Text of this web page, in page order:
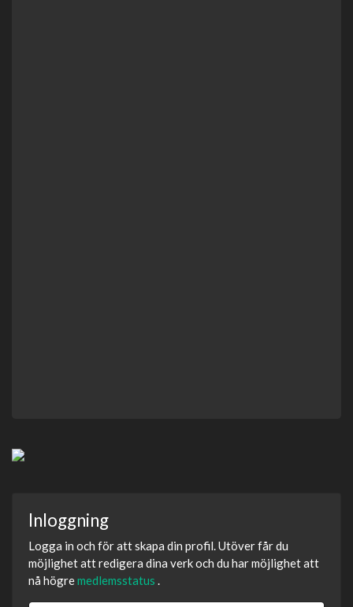
Inloggning
Logga in och för att skapa din profil. Utöver får du
möjlighet att redigera dina verk och du har möjlighet att
nå högremedlemsstatus .